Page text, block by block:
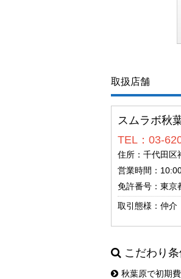
取扱店舗
スムラボ秋
TEL：03-
住所：千代田区
営業時間：
免許番号：東京
取引態様：仲介
こだわり
秋葉原で初期